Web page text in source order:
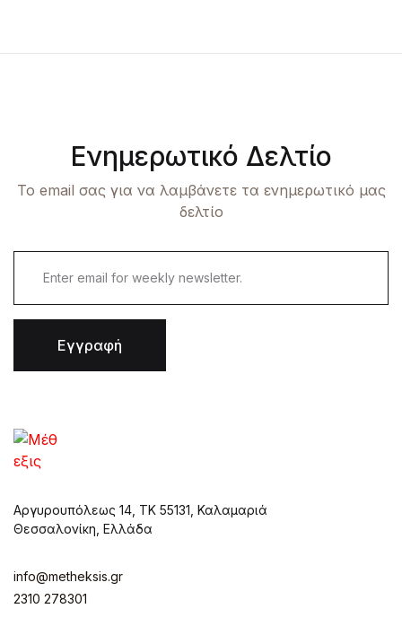
Ενημερωτικό Δελτίο
Το email σας για να λαμβάνετε τα ενημερωτικό μας
δελτίο
Εγγραφή
Αργυρουπόλεως 14, ΤΚ 55131, Καλαμαριά
Θεσσαλονίκη, Ελλάδα
info@metheksis.gr
2310 278301